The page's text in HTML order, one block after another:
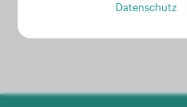
Datenschutz